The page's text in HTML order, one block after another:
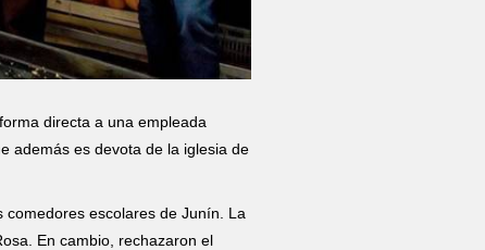
directa a una empleada
además es devota de la iglesia de
escolares de Junín. La
En cambio, rechazaron el